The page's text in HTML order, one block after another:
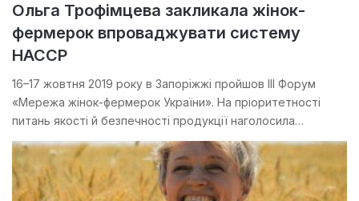
Ольга Трофімцева закликала жінок-
фермерок впроваджувати систему
HACCP
16–17 жовтня 2019 року в Запоріжжі пройшов III Форум
«Мережа жінок-фермерок України». На пріоритетності
питань якості й безпечності продукції наголосила…